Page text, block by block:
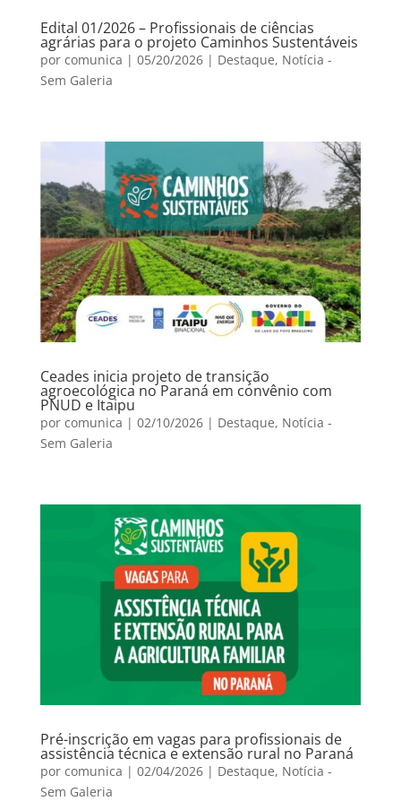
Edital 01/2026 – Profissionais de ciências
agrárias para o projeto Caminhos Sustentáveis
por comunica | 05/20/2026| Destaque, Notícia -
Sem Galeria
Ceades inicia projeto de transição
agroecológica no Paraná em convênio com
PNUD e Itaipu
por comunica | 02/10/2026| Destaque, Notícia -
Sem Galeria
Pré-inscrição em vagas para profissionais de
assistência técnica e extensão rural no Paraná
por comunica | 02/04/2026| Destaque, Notícia -
Sem Galeria